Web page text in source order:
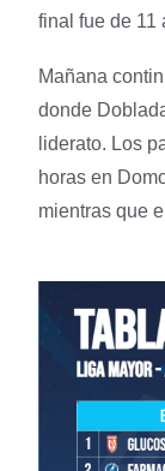
final fue de 11
Mañana
donde
liderato. Los
horas en
mientras que